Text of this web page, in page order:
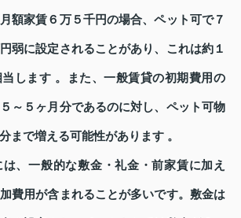
額家賃６万５千円の場合、ペット可で７
弱に設定されることがあり、これは約１
当します 。また、一般賃貸の初期費用の
～５ヶ月分であるのに対し、ペット可物
まで増える可能性があります 。
、一般的な敷金・礼金・前家賃に加え
費用が含まれることが多いです。敷金は